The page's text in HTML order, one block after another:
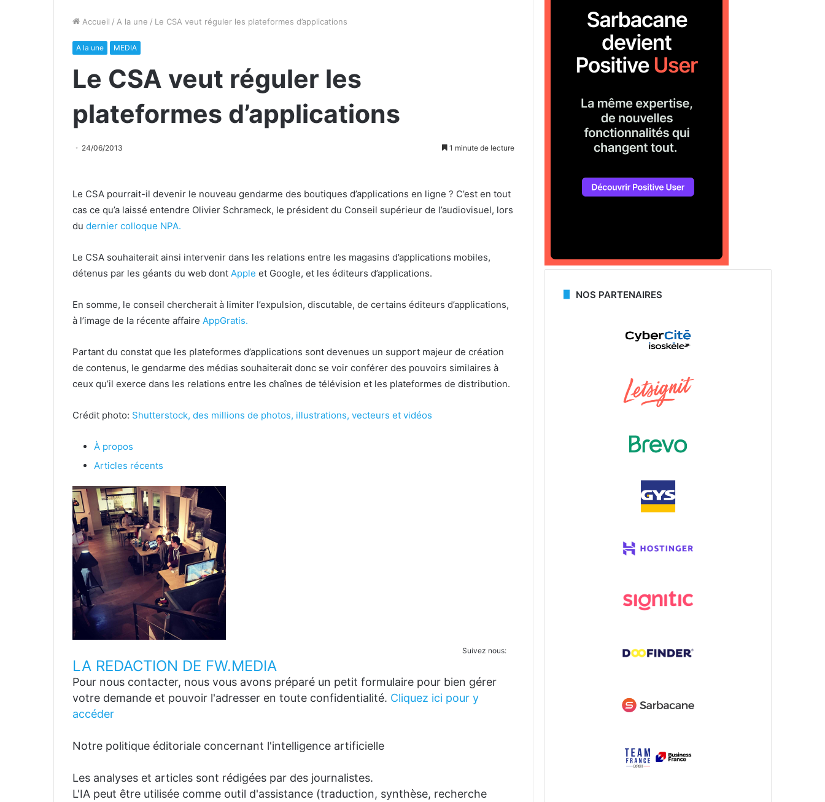
Accueil / A la une / Le CSA veut réguler les plateformes d’applications
A la une MEDIA
Le CSA veut réguler les
plateformes d’applications
24/06/2013 1 minute de lecture
Le CSA pourrait-il devenir le nouveau gendarme des boutiques d’applications en ligne ? C’est en tout
cas ce qu’a laissé entendre Olivier Schrameck, le président du Conseil supérieur de l’audiovisuel, lors
du dernier colloque NPA.
Le CSA souhaiterait ainsi intervenir dans les relations entre les magasins d’applications mobiles,
détenus par les géants du web dont Apple et Google, et les éditeurs d’applications.
En somme, le conseil chercherait à limiter l’expulsion, discutable, de certains éditeurs d’applications,
à l’image de la récente affaire AppGratis.
Partant du constat que les plateformes d’applications sont devenues un support majeur de création
de contenus, le gendarme des médias souhaiterait donc se voir conférer des pouvoirs similaires à
ceux qu’il exerce dans les relations entre les chaînes de télévision et les plateformes de distribution.
Crédit photo: Shutterstock, des millions de photos, illustrations, vecteurs et vidéos
À propos
Articles récents
Suivez nous:
LA REDACTION DE FW.MEDIA
Pour nous contacter, nous vous avons préparé un petit formulaire pour bien gérer
votre demande et pouvoir l'adresser en toute confidentialité. Cliquez ici pour y
accéder
Notre politique éditoriale concernant l'intelligence artificielle
Les analyses et articles sont rédigées par des journalistes.
L'IA peut être utilisée comme outil d'assistance (traduction, synthèse, recherche
NOS PARTENAIRES